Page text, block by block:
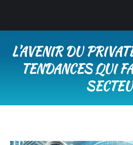
L’AVENIR DU
TENDANCES QUI